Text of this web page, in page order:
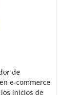
de
e-commerce
inicios de